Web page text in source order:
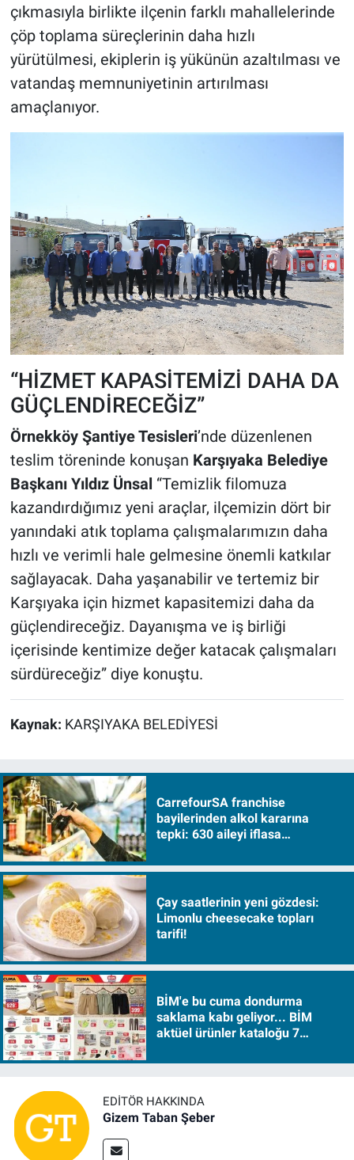
çıkmasıyla birlikte ilçenin farklı mahallelerinde
çöp toplama süreçlerinin daha hızlı
yürütülmesi, ekiplerin iş yükünün azaltılması ve
vatandaş memnuniyetinin artırılması
amaçlanıyor.
“HİZMET KAPASİTEMİZİ DAHA DA
GÜÇLENDİRECEĞİZ”
Örnekköy Şantiye Tesisleri’nde düzenlenen
teslim töreninde konuşan Karşıyaka Belediye
Başkanı Yıldız Ünsal “Temizlik filomuza
kazandırdığımız yeni araçlar, ilçemizin dört bir
yanındaki atık toplama çalışmalarımızın daha
hızlı ve verimli hale gelmesine önemli katkılar
sağlayacak. Daha yaşanabilir ve tertemiz bir
Karşıyaka için hizmet kapasitemizi daha da
güçlendireceğiz. Dayanışma ve iş birliği
içerisinde kentimize değer katacak çalışmaları
sürdüreceğiz” diye konuştu.
Kaynak: KARŞIYAKA BELEDİYESİ
CarrefourSA franchise
bayilerinden alkol kararına
tepki: 630 aileyi iflasa
Çay saatlerinin yeni gözdesi:
Limonlu cheesecake topları
tarifi!
BİM'e bu cuma dondurma
saklama kabı geliyor... BİM
aktüel ürünler kataloğu 7
EDITÖR HAKKINDA
Gizem Taban Şeber